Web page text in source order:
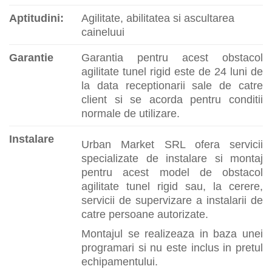
Aptitudini:
Agilitate, abilitatea si ascultarea
caineluui
Garantie
Garantia pentru acest obstacol
agilitate tunel rigid este de 24 luni de
la data receptionarii sale de catre
client si se acorda pentru conditii
normale de utilizare.
Instalare
Urban Market SRL ofera servicii
specializate de instalare si montaj
pentru acest model de obstacol
agilitate tunel rigid sau, la cerere,
servicii de supervizare a instalarii de
catre persoane autorizate.
Montajul se realizeaza in baza unei
programari si nu este inclus in pretul
echipamentului.